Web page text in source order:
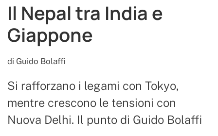
Il Nepal tra India e
Giappone
di Guido Bolaffi
Si rafforzano i legami con Tokyo,
mentre crescono le tensioni con
Nuova Delhi. Il punto di Guido Bolaffi